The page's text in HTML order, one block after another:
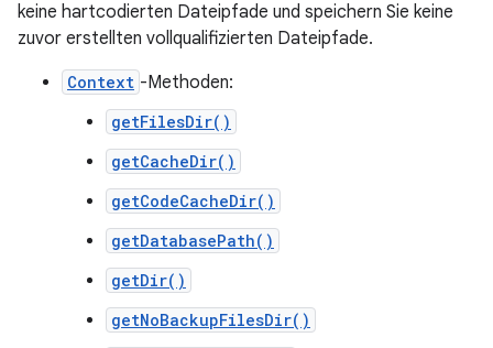
keine hartcodierten Dateipfade und speichern Sie keine
zuvor erstellten vollqualifizierten Dateipfade.
Context -Methoden:
getFilesDir()
getCacheDir()
getCodeCacheDir()
getDatabasePath()
getDir()
getNoBackupFilesDir()